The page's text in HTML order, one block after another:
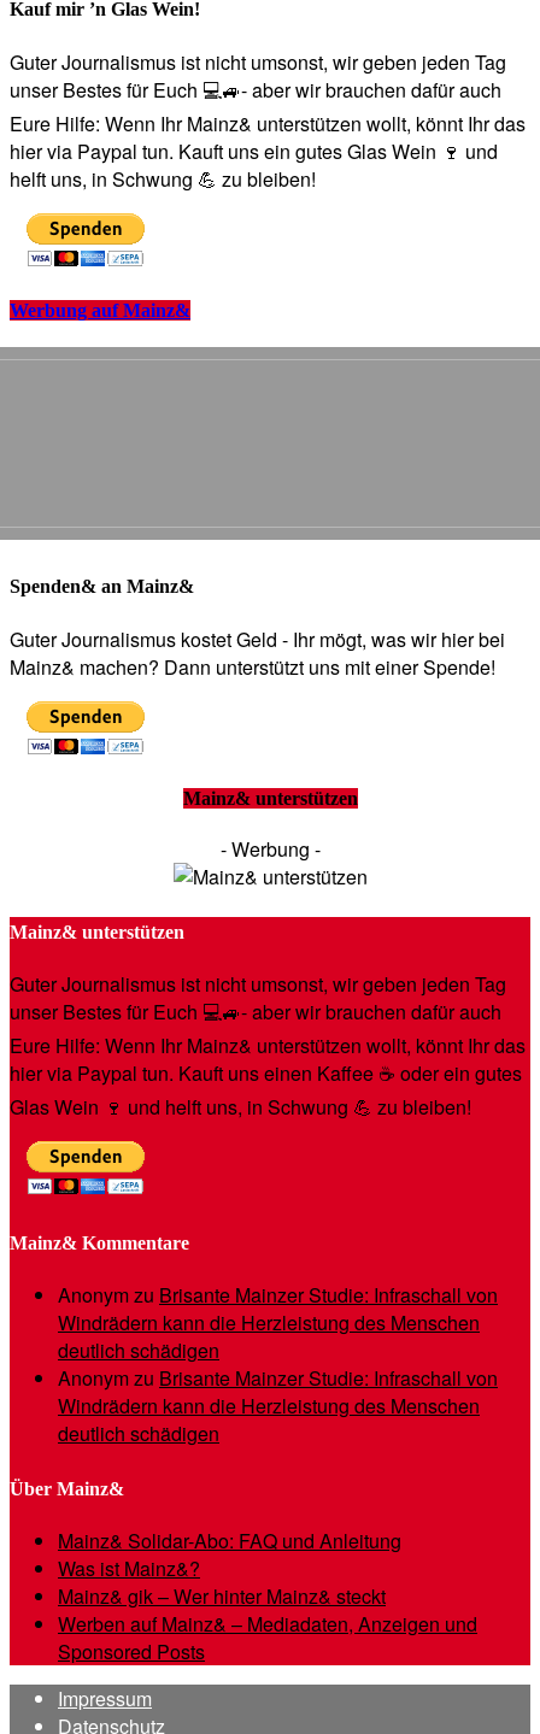
Kauf mir ’n Glas Wein!
Guter Journalismus ist nicht umsonst, wir geben jeden Tag
unser Bestes für Euch 💻🚙- aber wir brauchen dafür auch
Eure Hilfe: Wenn Ihr Mainz& unterstützen wollt, könnt Ihr das
hier via Paypal tun. Kauft uns ein gutes Glas Wein 🍷 und
helft uns, in Schwung 💪 zu bleiben!
Werbung auf Mainz&
Spenden& an Mainz&
Guter Journalismus kostet Geld - Ihr mögt, was wir hier bei
Mainz& machen? Dann unterstützt uns mit einer Spende!
Mainz& unterstützen
- Werbung -
Mainz& unterstützen
Guter Journalismus ist nicht umsonst, wir geben jeden Tag
unser Bestes für Euch 💻🚙- aber wir brauchen dafür auch
Eure Hilfe: Wenn Ihr Mainz& unterstützen wollt, könnt Ihr das
hier via Paypal tun. Kauft uns einen Kaffee ☕️ oder ein gutes
Glas Wein 🍷 und helft uns, in Schwung 💪 zu bleiben!
Mainz& Kommentare
Anonymzu Brisante Mainzer Studie: Infraschall von
Windrädern kann die Herzleistung des Menschen
deutlich schädigen
Anonymzu Brisante Mainzer Studie: Infraschall von
Windrädern kann die Herzleistung des Menschen
deutlich schädigen
Über Mainz&
Mainz& Solidar-Abo: FAQ und Anleitung
Was ist Mainz&?
Mainz& gik – Wer hinter Mainz& steckt
Werben auf Mainz& – Mediadaten, Anzeigen und
Sponsored Posts
Impressum
Datenschutz